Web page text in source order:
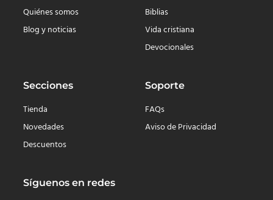
Quiénes somos
Blog y noticias
Biblias
Vida cristiana
Devocionales
Secciones
Tienda
Novedades
Descuentos
Soporte
FAQs
Aviso de Privacidad
Síguenos en redes